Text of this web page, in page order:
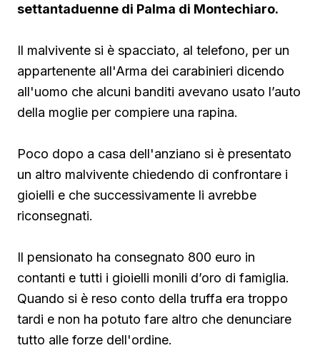
settantaduenne di Palma di Montechiaro.
Il malvivente si è spacciato, al telefono, per un
appartenente all'Arma dei carabinieri dicendo
all'uomo che alcuni banditi avevano usato l’auto
della moglie per compiere una rapina.
Poco dopo a casa dell'anziano si è presentato
un altro malvivente chiedendo di confrontare i
gioielli e che successivamente li avrebbe
riconsegnati.
Il pensionato ha consegnato 800 euro in
contanti e tutti i gioielli monili d’oro di famiglia.
Quando si è reso conto della truffa era troppo
tardi e non ha potuto fare altro che denunciare
tutto alle forze dell'ordine.